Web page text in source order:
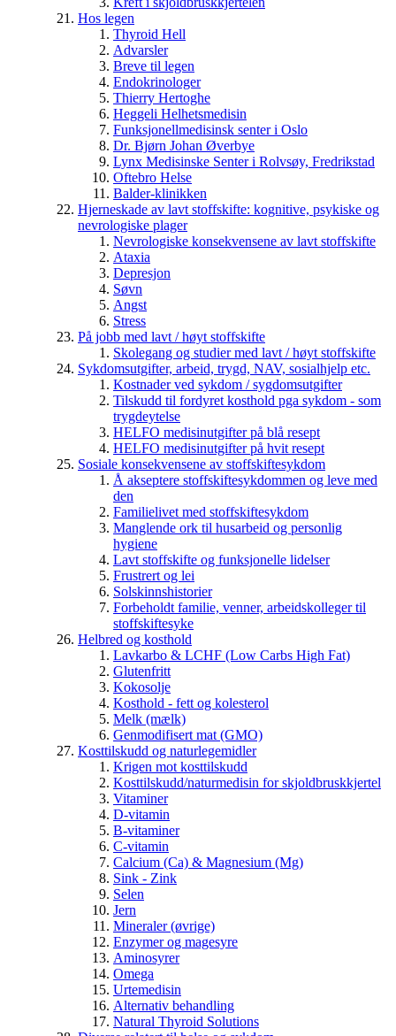
Hos legen
Thyroid Hell
Advarsler
Breve til legen
Endokrinologer
Thierry Hertoghe
Heggeli Helhetsmedisin
Funksjonellmedisinsk senter i Oslo
Dr. Bjørn Johan Øverbye
Lynx Medisinske Senter i Rolvsøy, Fredrikstad
Oftebro Helse
Balder-klinikken
Hjerneskade av lavt stoffskifte: kognitive, psykiske og
nevrologiske plager
Nevrologiske konsekvensene av lavt stoffskifte
Ataxia
Depresjon
Søvn
Angst
Stress
På jobb med lavt / høyt stoffskifte
Skolegang og studier med lavt / høyt stoffskifte
Sykdomsutgifter, arbeid, trygd, NAV, sosialhjelp etc.
Kostnader ved sykdom / sygdomsutgifter
Tilskudd til fordyret kosthold pga sykdom - som
trygdeytelse
HELFO medisinutgifter på blå resept
HELFO medisinutgifter på hvit resept
Sosiale konsekvensene av stoffskiftesykdom
Å akseptere stoffskiftesykdommen og leve med
den
Familielivet med stoffskiftesykdom
Manglende ork til husarbeid og personlig
hygiene
Lavt stoffskifte og funksjonelle lidelser
Frustrert og lei
Solskinnshistorier
Forbeholdt familie, venner, arbeidskolleger til
stoffskiftesyke
Helbred og kosthold
Lavkarbo & LCHF (Low Carbs High Fat)
Glutenfritt
Kokosolje
Kosthold - fett og kolesterol
Melk (mælk)
Genmodifisert mat (GMO)
Kosttilskudd og naturlegemidler
Krigen mot kosttilskudd
Kosttilskudd/naturmedisin for skjoldbruskkjertel
Vitaminer
D-vitamin
B-vitaminer
C-vitamin
Calcium (Ca) & Magnesium (Mg)
Sink - Zink
Selen
Jern
Mineraler (øvrige)
Enzymer og magesyre
Aminosyrer
Omega
Urtemedisin
Alternativ behandling
Natural Thyroid Solutions